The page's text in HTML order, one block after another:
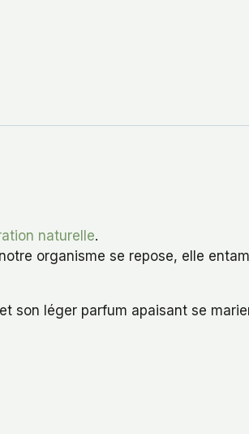
naturelle.
organisme se repose, elle
son léger parfum apaisant se